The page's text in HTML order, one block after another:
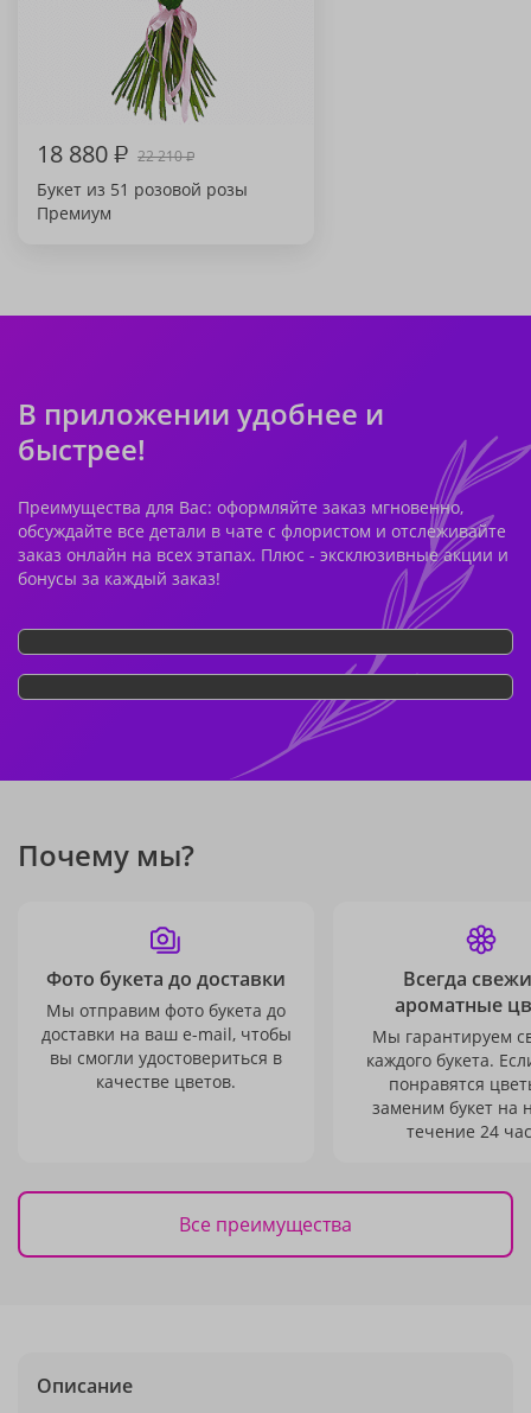
18 880₽ 22 210₽
Букет из 51 розовой розы
Премиум
В приложении удобнее и
быстрее!
Преимущества для Вас: оформляйте заказ мгновенно,
обсуждайте все детали в чате с флористом и отслеживайте
заказ онлайн на всех этапах. Плюс - эксклюзивные акции и
бонусы за каждый заказ!
Почему мы?
Фото букета до доставки
Мы отправим фото букета до
доставки на ваш e-mail, чтобы
вы смогли удостовериться в
качестве цветов.
Всегда
ароматные
Мы гарантируем
каждого букета.
понравятся
заменим букет на
течение 24
Все преимущества
Описание